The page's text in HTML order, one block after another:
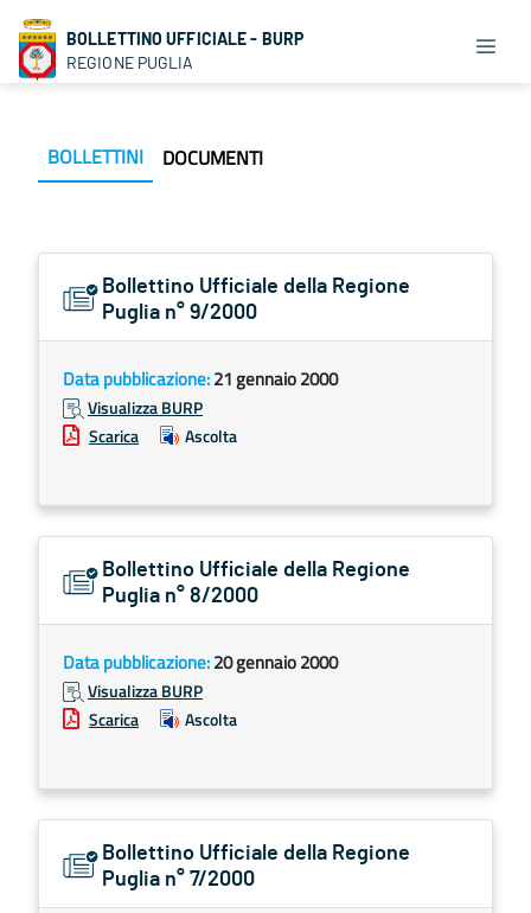
BOLLETTINO UFFICIALE - BURP
REGIONE PUGLIA
BOLLETTINI DOCUMENTI
Bollettino Ufficiale della Regione
Puglia n° 9/2000
Data pubblicazione:21 gennaio 2000
Visualizza BURP
Scarica
Ascolta
Bollettino Ufficiale della Regione
Puglia n° 8/2000
Data pubblicazione:20 gennaio 2000
Visualizza BURP
Scarica
Ascolta
Bollettino Ufficiale della Regione
Puglia n° 7/2000